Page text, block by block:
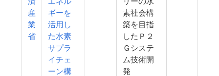
産
業
省
ギーを
活用し
た水素
サプラ
イチェ
ーン構
素社会構
築を目指
したＰ２
Ｇシステ
ム技術開
発